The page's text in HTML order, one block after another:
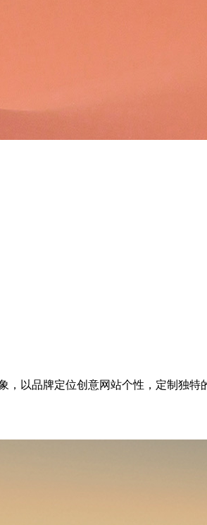
以品牌定位创意网站个性，定制独特